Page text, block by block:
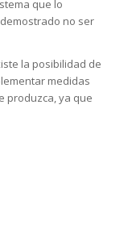
que lo
no ser
la posibilidad de
medidas
produzca, ya que